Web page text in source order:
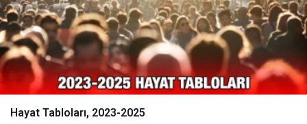
Hayat Tabloları, 2023-2025